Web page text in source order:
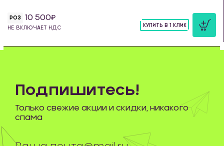
РОЗ 10 500
НЕ ВКЛЮЧАЕТ НДС
КУПИТЬ В 1 КЛИК
Подпишитесь!
Только свежие акции и скидки, никакого
спама